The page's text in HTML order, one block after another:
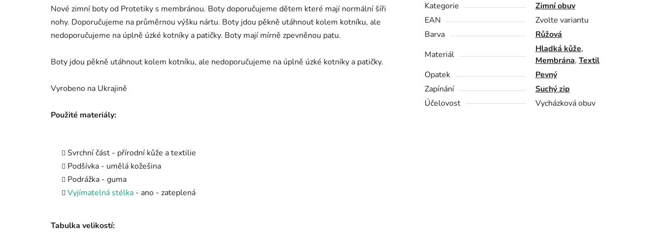
Nové zimní boty od Protetiky s membránou. Boty doporučujeme dětem které mají normální šíři
nohy. Doporučujeme na průměrnou výšku nártu. Boty jdou pěkně utáhnout kolem kotníku, ale
nedoporučujeme na úplně úzké kotníky a patičky. Boty mají mírně zpevněnou patu.
Boty jdou pěkně utáhnout kolem kotníku, ale nedoporučujeme na úplně úzké kotníky a patičky.
Vyrobeno na Ukrajině
Použité materiály:
Svrchní část - přírodní kůže a textilie
Podšívka - umělá kožešina
Podrážka - guma
Vyjímatelná stélka - ano - zateplená
Tabulka velikostí:
Kategorie
Zimní obuv
EAN
Zvolte variantu
Barva
Růžová
Materiál
Hladká kůže,
Membrána, Textil
Opatek
Pevný
Zapínání
Suchý zip
Účelovost
Vycházková obuv